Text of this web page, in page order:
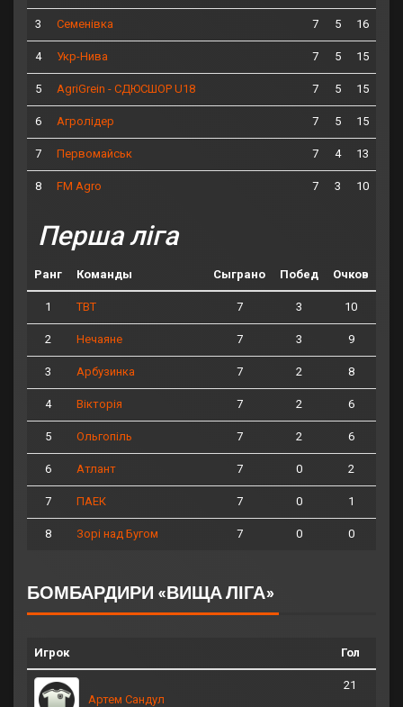
3 Семенівка 7 5 16
4 Укр-Нива 7 5 15
5 AgriGrein - СДЮСШОР U18 7 5 15
6 Агролідер 7 5 15
7 Первомайськ 7 4 13
8 FM Agro 7 3 10
Перша ліга
Ранг Команды Сыграно Побед Очков
1 ТВТ 7 3 10
2 Нечаяне 7 3 9
3 Арбузинка 7 2 8
4 Вікторія 7 2 6
5 Ольгопіль 7 2 6
6 Атлант 7 0 2
7 ПАЕК 7 0 1
8 Зорі над Бугом 7 0 0
БОМБАРДИРИ «ВИЩА ЛІГА»
Игрок Гол
Артем Сандул
21